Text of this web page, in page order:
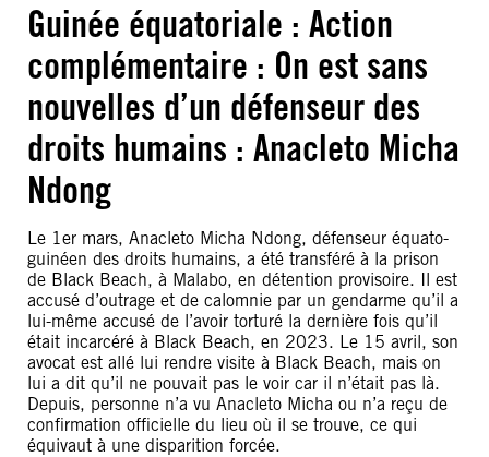
Guinée équatoriale : Action
complémentaire : On est sans
nouvelles d’un défenseur des
droits humains : Anacleto Micha
Ndong
Le 1er mars, Anacleto Micha Ndong, défenseur équato-
guinéen des droits humains, a été transféré à la prison
de Black Beach, à Malabo, en détention provisoire. Il est
accusé d’outrage et de calomnie par un gendarme qu’il a
lui-même accusé de l’avoir torturé la dernière fois qu’il
était incarcéré à Black Beach, en 2023. Le 15 avril, son
avocat est allé lui rendre visite à Black Beach, mais on
lui a dit qu’il ne pouvait pas le voir car il n’était pas là.
Depuis, personne n’a vu Anacleto Micha ou n’a reçu de
confirmation officielle du lieu où il se trouve, ce qui
équivaut à une disparition forcée.